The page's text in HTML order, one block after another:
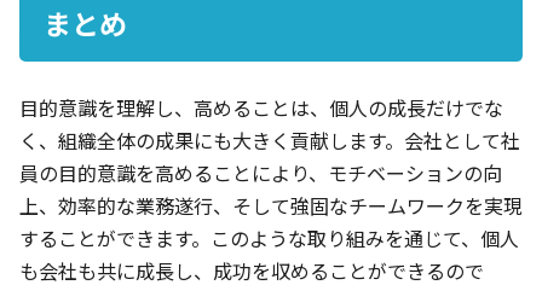
まとめ
目的意識を理解し、高めることは、個人の成長だけでな
く、組織全体の成果にも大きく貢献します。会社として社
員の目的意識を高めることにより、モチベーションの向
上、効率的な業務遂行、そして強固なチームワークを実現
することができます。このような取り組みを通じて、個人
も会社も共に成長し、成功を収めることができるので